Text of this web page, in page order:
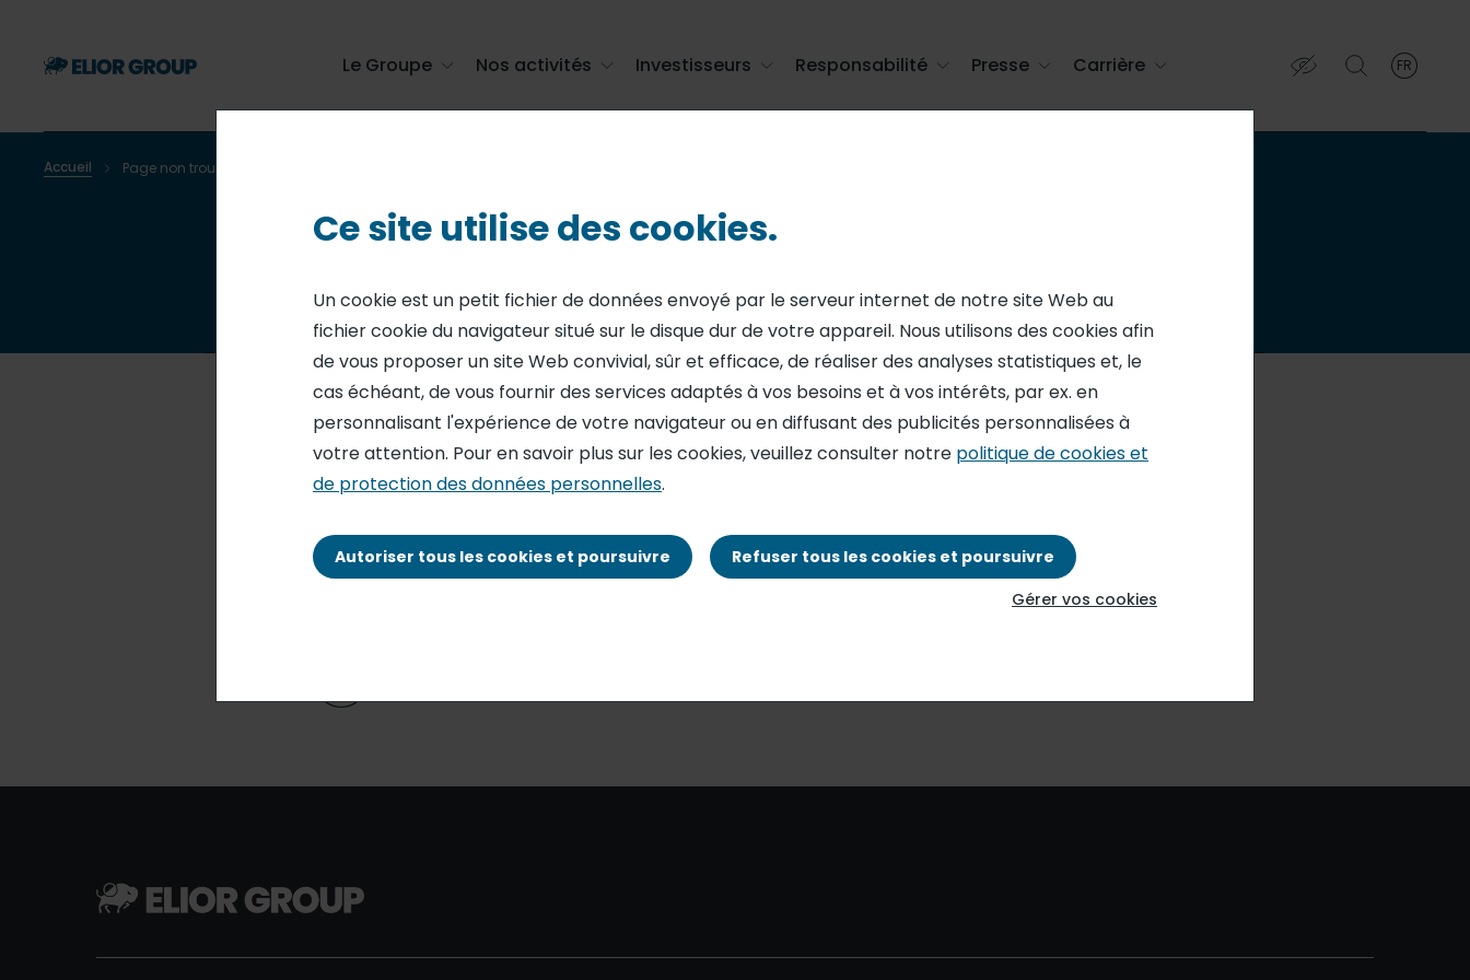
principal Le Groupe Nos activités Investisseurs Responsabilité Presse Carrière FR
French
Accueil Page non trouvée
Pagenon trouvée
Oups !
La page demandée n’existe plus, a changé de nom ou est momentanément indisponible. Veuillez
nous excuser pour la gêne occasionnée. Nous vous invitons à vous rendre sur la page d'accueil ou
Ce site utilise des cookies.
Un cookie est un petit fichier de données envoyé par le serveur internet de notre site Web au
fichier cookie du navigateur situé sur le disque dur de votre appareil. Nous utilisons des cookies afin
de vous proposer un site Web convivial, sûr et efficace, de réaliser des analyses statistiques et, le
cas échéant, de vous fournir des services adaptés à vos besoins et à vos intérêts, par ex. en
personnalisant l'expérience de votre navigateur ou en diffusant des publicités personnalisées à
votre attention. Pour en savoir plus sur les cookies, veuillez consulter notre politique de cookies et
de protection des données personnelles.
Autoriser tous les cookies et poursuivre
Refuser tous les cookies et poursuivre
Gérer vos cookies